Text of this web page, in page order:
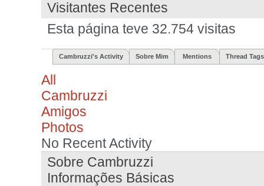
Visitantes Recentes
Esta página teve 32.754 visitas
Cambruzzi's Activity Sobre Mim Mentions Thread Tags
All
Cambruzzi
Amigos
Photos
No Recent Activity
Sobre Cambruzzi
Informações Básicas